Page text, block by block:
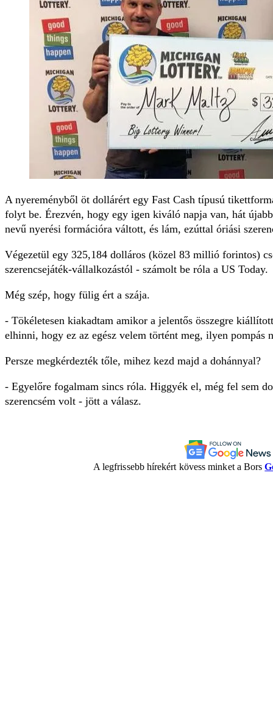
A nyereményből öt dollárért egy Fast Cash típusú
folyt be. Érezvén, hogy egy igen kiváló napja van, hát
nevű nyerési formációra váltott, és lám, ezúttal óriási
Végezetül egy 325,184 dolláros (közel 83 millió forintos)
szerencsejáték-vállalkozástól - számolt be róla a US Today.
Még szép, hogy fülig ért a szája.
- Tökéletesen kiakadtam amikor a jelentős összegre
elhinni, hogy ez az egész velem történt meg, ilyen pompás
Persze megkérdezték tőle, mihez kezd majd a dohánnyal?
- Egyelőre fogalmam sincs róla. Higgyék el, még fel sem
szerencsém volt - jött a válasz.
A legfrissebb hírekért kövess minket a Bors